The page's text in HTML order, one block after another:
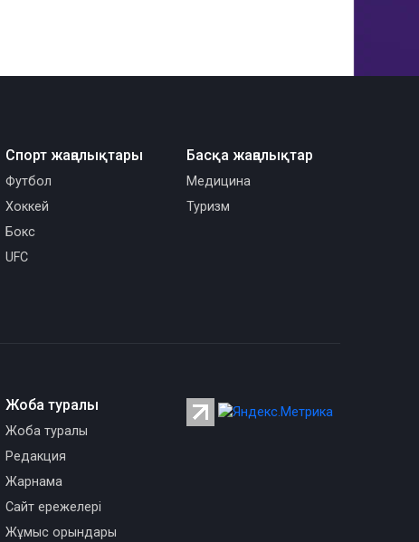
Спорт жаңалықтары
Футбол
Хоккей
Бокс
UFC
Басқа жаңалықтар
Медицина
Туризм
Жоба туралы
Жоба туралы
Редакция
Жарнама
Сайт ережелері
Жұмыс орындары